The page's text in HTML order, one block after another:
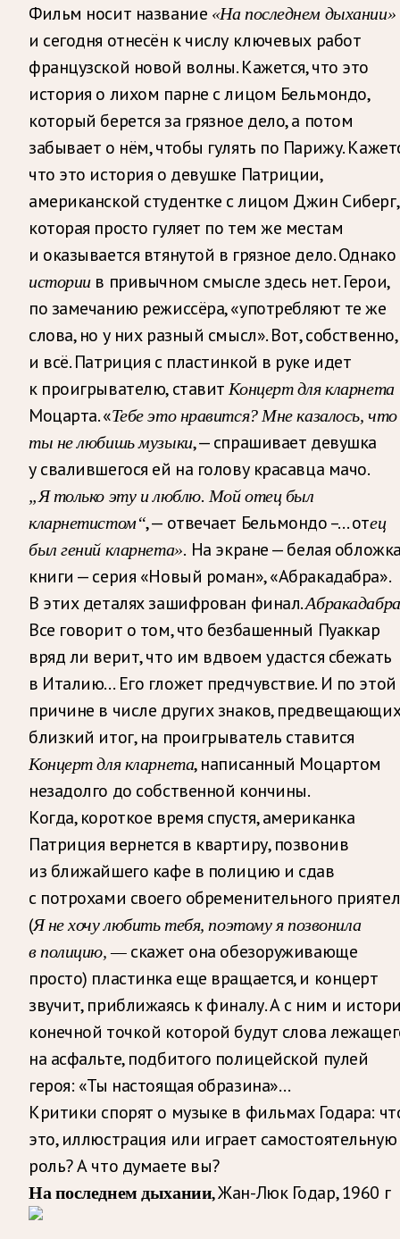
Фильм носит название «На последнем дыхании»
и сегодня отнесён к числу ключевых работ
французской новой волны. Кажется, что это
история о лихом парне с лицом Бельмондо,
который берется за грязное дело, а потом
забывает о нём, чтобы гулять по Парижу.
что это история о девушке Патриции,
американской студентке с лицом Джин Сиберг,
которая просто гуляет по тем же местам
и оказывается втянутой в грязное дело. Однако
историив привычном смысле здесь нет. Герои,
по замечанию режиссёра, «употребляют те же
слова, но у них разный смысл». Вот, собственно,
и всё. Патриция с пластинкой в руке идет
к проигрывателю, ставитКонцерт для кларнета
Моцарта. «Тебе это нравится? Мне казалось, что
ты не любишь музыки, — спрашивает девушка
у свалившегося ей на голову красавца мачо.
„Я только эту и люблю. Мой отец был
кларнетистом“, — отвечает Бельмондо –… отец
был гений кларнета». На экране — белая
книги — серия «Новый роман», «Абракадабра».
В этих деталях зашифрован финал.Абракадабра
Все говорит о том, что безбашенный Пуаккар
вряд ли верит, что им вдвоем удастся сбежать
в Италию… Его гложет предчувствие. И по этой
причине в числе других знаков,
близкий итог, на проигрыватель ставится
Концерт для кларнета, написанный Моцартом
незадолго до собственной кончины.
Когда, короткое время спустя, американка
Патриция вернется в квартиру, позвонив
из ближайшего кафе в полицию и сдав
с потрохами своего обременительного
(Я не хочу любить тебя, поэтому я позвонила
в полицию, — скажет она обезоруживающе
просто) пластинка еще вращается, и концерт
звучит, приближаясь к финалу. А с ним и
конечной точкой которой будут слова
на асфальте, подбитого полицейской пулей
героя: «Ты настоящая образина»…
Критики спорят о музыке в фильмах Годара:
это, иллюстрация или играет самостоятельную
роль? А что думаете вы?
На последнем дыхании, Жан-Люк Годар, 1960 г